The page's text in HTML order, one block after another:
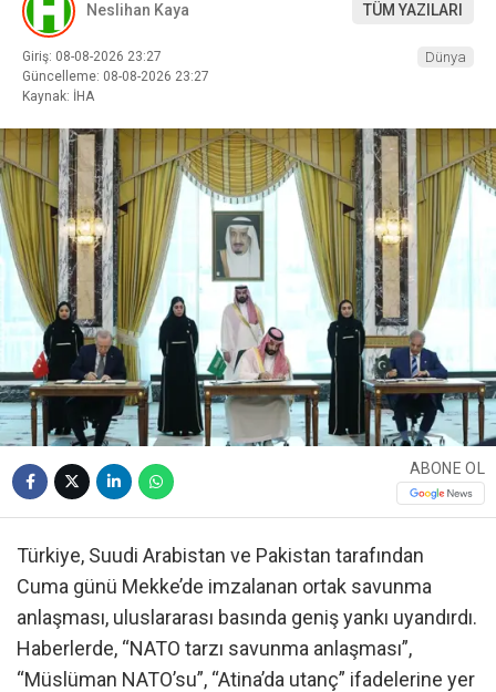
Neslihan Kaya TÜM YAZILARI
Giriş: 08-08-2026 23:27
Güncelleme: 08-08-2026 23:27
Kaynak: İHA
Dünya
ABONE OL
Türkiye, Suudi Arabistan ve Pakistan tarafından
Cuma günü Mekke’de imzalanan ortak savunma
anlaşması, uluslararası basında geniş yankı uyandırdı.
Haberlerde, “NATO tarzı savunma anlaşması”,
“Müslüman NATO’su”, “Atina’da utanç” ifadelerine yer